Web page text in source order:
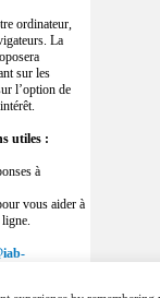
ordinateur,
La
sur les
l’option de
utiles :
à
vous aider à